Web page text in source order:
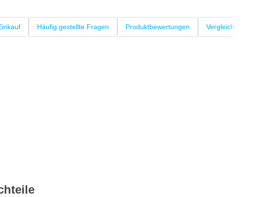
Häufig gestellte Fragen Produktbewertungen Vergleichbare